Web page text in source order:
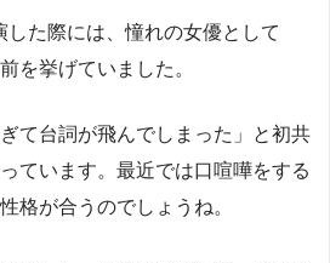
した際には、憧れの女優として
を挙げていました。
て台詞が飛んでしまった」と初共
ています。最近では口喧嘩をする
格が合うのでしょうね。